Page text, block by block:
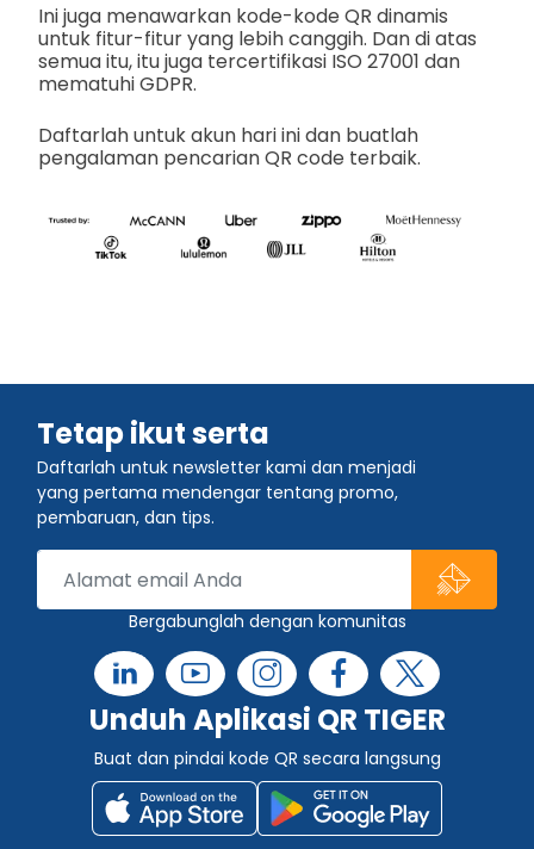
Ini juga menawarkan kode-kode QR dinamis
untuk fitur-fitur yang lebih canggih. Dan di atas
semua itu, itu juga tercertifikasi ISO 27001 dan
mematuhi GDPR.
Daftarlah untuk akun hari ini dan buatlah
pengalaman pencarian QR code terbaik.
Tetap ikut serta
Daftarlah untuk newsletter kami dan menjadi
yang pertama mendengar tentang promo,
pembaruan, dan tips.
Bergabunglah dengan komunitas
Unduh Aplikasi QR TIGER
Buat dan pindai kode QR secara langsung